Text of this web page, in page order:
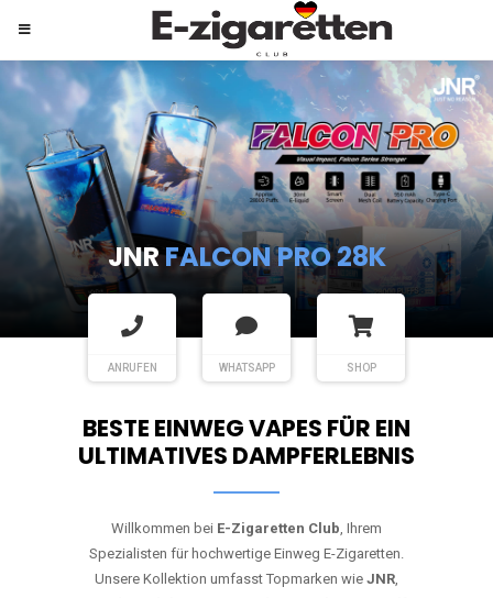
JNRSHISHA HOOKAH MAX
ANRUFEN WHATSAPP SHOP
BESTE EINWEG VAPES FÜR EIN
ULTIMATIVES DAMPFERLEBNIS
Willkommen bei E-Zigaretten Club, Ihrem
Spezialisten für hochwertige Einweg E-Zigaretten.
Unsere Kollektion umfasst Topmarken wie JNR,